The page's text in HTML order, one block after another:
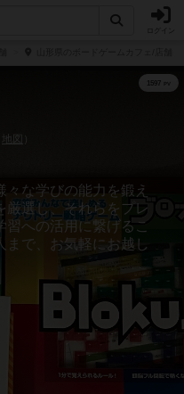
地図 ）
な学びの能力を鍛え
厳選し、それらをプレ
への活用に繋げるこ
まで、お気軽にお越し